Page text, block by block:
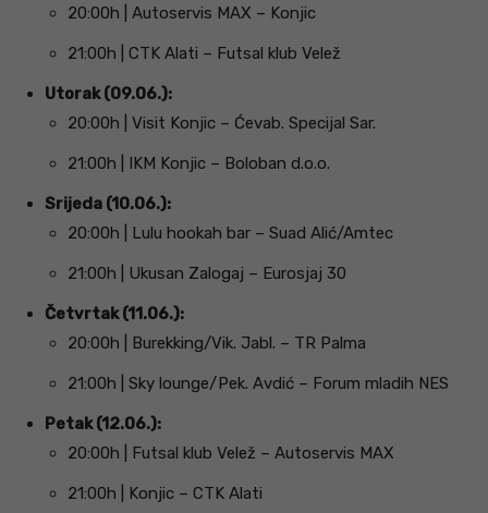
20:00h | Autoservis MAX – Konjic
21:00h | CTK Alati – Futsal klub Velež
Utorak (09.06.):
20:00h | Visit Konjic – Ćevab. Specijal Sar.
21:00h | IKM Konjic – Boloban d.o.o.
Srijeda (10.06.):
20:00h | Lulu hookah bar – Suad Alić/Amtec
21:00h | Ukusan Zalogaj – Eurosjaj 30
Četvrtak (11.06.):
20:00h | Burekking/Vik. Jabl. – TR Palma
21:00h | Sky lounge/Pek. Avdić – Forum mladih NES
Petak (12.06.):
20:00h | Futsal klub Velež – Autoservis MAX
21:00h | Konjic – CTK Alati